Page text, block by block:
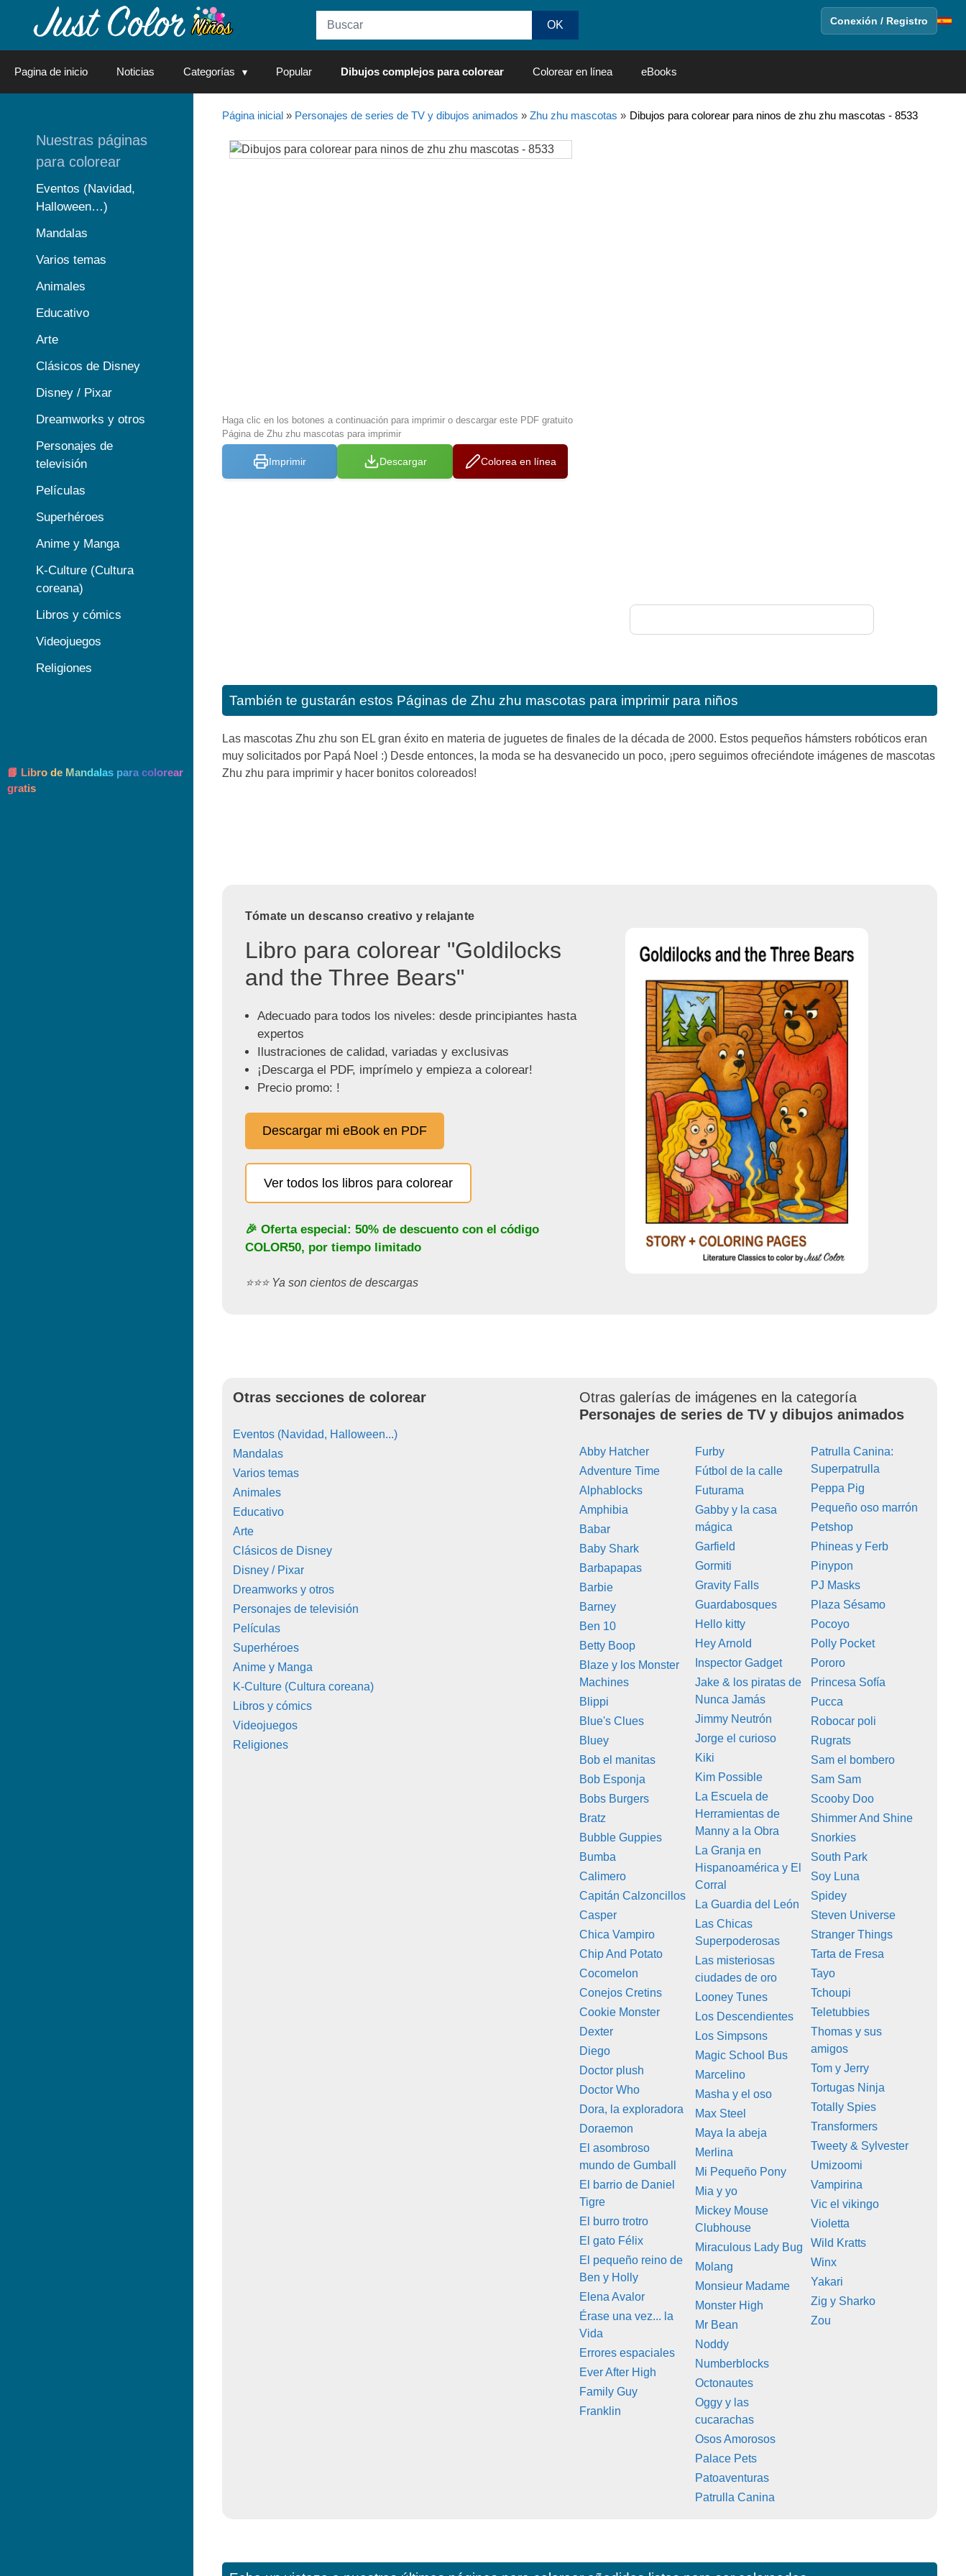
Conexión / Registro
Pagina de inicio Noticias Categorías Popular Dibujos complejos para colorear Colorear en línea eBooks
Página inicial» Personajes de series de TV y dibujos animados » Zhu zhu mascotas » Dibujos para colorear para ninos de zhu zhu mascotas - 8533
Haga clic en los botones a continuación para imprimir o descargar este PDF gratuito
Página de Zhu zhu mascotas para imprimir
Imprimir Descargar Colorea en línea
También te gustarán estos Páginas de Zhu zhu mascotas para imprimir para niños
Las mascotas Zhu zhu son EL gran éxito en materia de juguetes de finales de la década de 2000. Estos pequeños hámsters robóticos eran
muy solicitados por Papá Noel :) Desde entonces, la moda se ha desvanecido un poco, ¡pero seguimos ofreciéndote imágenes de mascotas
Zhu zhu para imprimir y hacer bonitos coloreados!
Tómate un descanso creativo y relajante
Libro para colorear "Goldilocks
and the Three Bears"
Adecuado para todos los niveles: desde principiantes hasta
expertos
Ilustraciones de calidad, variadas y exclusivas
¡Descarga el PDF, imprímelo y empieza a colorear!
Precio promo: !
Descargar mi eBook en PDF
Ver todos los libros para colorear
🎉 Oferta especial: 50% de descuento con el código
COLOR50, por tiempo limitado
⭐️⭐️⭐️ Ya son cientos de descargas
Otras secciones de colorear
Eventos (Navidad, Halloween...)
Mandalas
Varios temas
Animales
Educativo
Arte
Clásicos de Disney
Disney / Pixar
Dreamworks y otros
Personajes de televisión
Películas
Superhéroes
Anime y Manga
K-Culture (Cultura coreana)
Libros y cómics
Videojuegos
Religiones
Otras galerías de imágenes en la categoría
Personajes de series de TV y dibujos animados
Abby Hatcher
Adventure Time
Alphablocks
Amphibia
Babar
Baby Shark
Barbapapas
Barbie
Barney
Ben 10
Betty Boop
Blaze y los Monster
Machines
Blippi
Blue's Clues
Bluey
Bob el manitas
Bob Esponja
Bobs Burgers
Bratz
Bubble Guppies
Bumba
Calimero
Capitán Calzoncillos
Casper
Chica Vampiro
Chip And Potato
Cocomelon
Conejos Cretins
Cookie Monster
Dexter
Diego
Doctor plush
Doctor Who
Dora, la exploradora
Doraemon
El asombroso
mundo de Gumball
El barrio de Daniel
Tigre
El burro trotro
El gato Félix
El pequeño reino de
Ben y Holly
Elena Avalor
Érase una vez... la
Vida
Errores espaciales
Ever After High
Family Guy
Franklin
Furby
Fútbol de la calle
Futurama
Gabby y la casa
mágica
Garfield
Gormiti
Gravity Falls
Guardabosques
Hello kitty
Hey Arnold
Inspector Gadget
Jake & los piratas de
Nunca Jamás
Jimmy Neutrón
Jorge el curioso
Kiki
Kim Possible
La Escuela de
Herramientas de
Manny a la Obra
La Granja en
Hispanoamérica y El
Corral
La Guardia del León
Las Chicas
Superpoderosas
Las misteriosas
ciudades de oro
Looney Tunes
Los Descendientes
Los Simpsons
Magic School Bus
Marcelino
Masha y el oso
Max Steel
Maya la abeja
Merlina
Mi Pequeño Pony
Mia y yo
Mickey Mouse
Clubhouse
Miraculous Lady Bug
Molang
Monsieur Madame
Monster High
Mr Bean
Noddy
Numberblocks
Octonautes
Oggy y las
cucarachas
Osos Amorosos
Palace Pets
Patoaventuras
Patrulla Canina
Patrulla Canina:
Superpatrulla
Peppa Pig
Pequeño oso marrón
Petshop
Phineas y Ferb
Pinypon
PJ Masks
Plaza Sésamo
Pocoyo
Polly Pocket
Pororo
Princesa Sofía
Pucca
Robocar poli
Rugrats
Sam el bombero
Sam Sam
Scooby Doo
Shimmer And Shine
Snorkies
South Park
Soy Luna
Spidey
Steven Universe
Stranger Things
Tarta de Fresa
Tayo
Tchoupi
Teletubbies
Thomas y sus
amigos
Tom y Jerry
Tortugas Ninja
Totally Spies
Transformers
Tweety & Sylvester
Umizoomi
Vampirina
Vic el vikingo
Violetta
Wild Kratts
Winx
Yakari
Zig y Sharko
Zou
Nuestras páginas
para colorear
Eventos (Navidad,
Halloween…)
Mandalas
Varios temas
Animales
Educativo
Arte
Clásicos de Disney
Disney / Pixar
Dreamworks y otros
Personajes de
televisión
Películas
Superhéroes
Anime y Manga
K-Culture (Cultura
coreana)
Libros y cómics
Videojuegos
Religiones
📘 Libro de Mandalas para colorear
gratis